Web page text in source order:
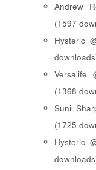
Andrew
(1597
Hysteric
Versalife
(1368
Sunil
(1725
Hysteric